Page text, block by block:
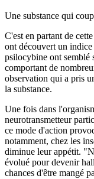
Une substance qui
C'est en partant de
ont découvert un indice
psilocybine ont semblé
comportant de
observation qui a pris
la substance.
Une fois dans
neurotransmetteur
ce mode d'action
notamment, chez les
diminue leur appétit.
évolué pour devenir
chances d'être mangé